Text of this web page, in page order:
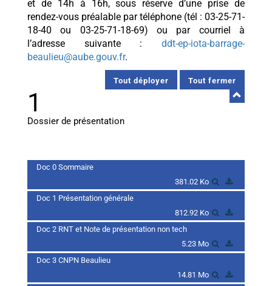
et de 14h à 16h, sous réserve d’une prise de
rendez-vous préalable par téléphone (tél : 03-25-71-
18-40 ou 03-25-71-18-69) ou par courriel à
l’adresse suivante : ddt-ep-iota-barrage-
beaulieu@aube.gouv.fr.
Tout déployer Tout fermer
1
Dossier de présentation
Doc 0 Sommaire
381.02 Ko
Doc 1 Présentation générale
812.92 Ko
Doc 2 RNT et Note de présentation non tech
5.23 Mo
Doc 3 CNPN Beaulieu
14.81 Mo